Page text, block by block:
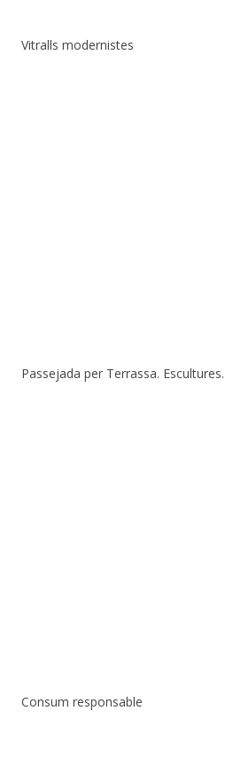
Vitralls modernistes
Passejada per Terrassa. Escultures.
Consum responsable